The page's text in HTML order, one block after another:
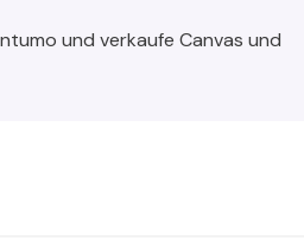
und verkaufe Canvas und